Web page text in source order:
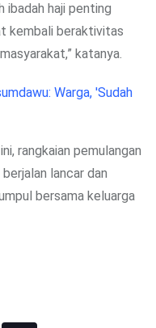
ibadah haji penting
kembali beraktivitas
katanya.
Warga, 'Sudah
rangkaian pemulangan
lancar dan
bersama keluarga